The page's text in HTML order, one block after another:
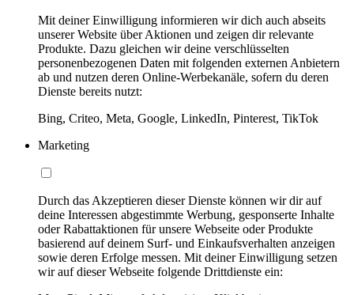
Mit deiner Einwilligung informieren wir dich auch abseits
unserer Website über Aktionen und zeigen dir relevante
Produkte. Dazu gleichen wir deine verschlüsselten
personenbezogenen Daten mit folgenden externen Anbietern
ab und nutzen deren Online-Werbekanäle, sofern du deren
Dienste bereits nutzt:
Bing, Criteo, Meta, Google, LinkedIn, Pinterest, TikTok
Marketing
Durch das Akzeptieren dieser Dienste können wir dir auf
deine Interessen abgestimmte Werbung, gesponserte Inhalte
oder Rabattaktionen für unsere Webseite oder Produkte
basierend auf deinem Surf- und Einkaufsverhalten anzeigen
sowie deren Erfolge messen. Mit deiner Einwilligung setzen
wir auf dieser Webseite folgende Drittdienste ein: